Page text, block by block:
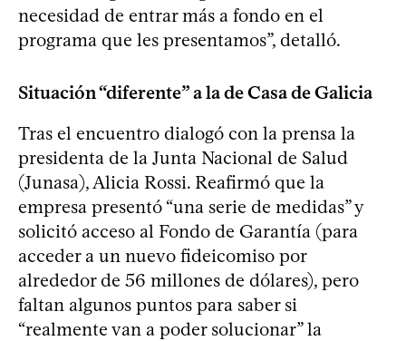
necesidad de entrar más a fondo en el
programa que les presentamos”, detalló.
Situación “diferente” a la de Casa de Galicia
Tras el encuentro dialogó con la prensa la
presidenta de la Junta Nacional de Salud
(Junasa), Alicia Rossi. Reafirmó que la
empresa presentó “una serie de medidas” y
solicitó acceso al Fondo de Garantía (para
acceder a un nuevo fideicomiso por
alrededor de 56 millones de dólares), pero
faltan algunos puntos para saber si
“realmente van a poder solucionar” la